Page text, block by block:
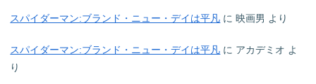
スパイダーマン:ブランド・ニュー・デイは平凡 に映画男 より
スパイダーマン:ブランド・ニュー・デイは平凡 に アカデミオ よ
り